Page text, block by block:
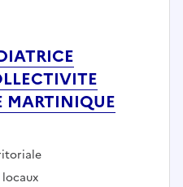
MARTINIQUE